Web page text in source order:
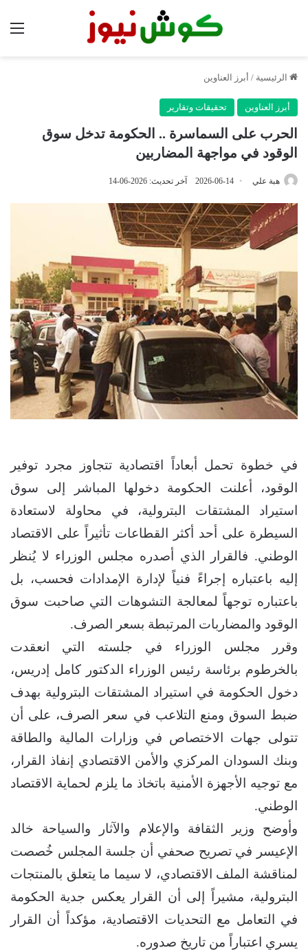
الرئيسية / أبرز العناوين
أبرز العناوين تحقيقات وتقارير
الحرب على السماسرة .. الحكومة تدخل سوق
الوقود في مواجهة المضاربين
هبة علي 2026-06-14 آخر تحديث: 2026-06-14
في خطوة تحمل أبعاداً اقتصادية تتجاوز مجرد توفير
الوقود، أعلنت الحكومة دخولها المباشر إلى سوق
استيراد المشتقات البترولية، في محاولة لاستعادة
السيطرة على أحد أكثر القطاعات تأثيراً على الاقتصاد
الوطني. فالقرار الذي أصدره مجلس الوزراء لا يُنظر
إليه باعتباره إجراءً فنياً لإدارة الإمدادات فحسب، بل
باعتباره توجهاً لمعالجة التشوهات التي صاحبت سوق
الوقود والمضاربات المرتبطة بسعر الصرف.
وقرر مجلس الوزراء في جلسته التي انعقدت
بالخرطوم برئاسة رئيس الوزراء الدكتور كامل إدريس،
دخول الحكومة في استيراد المشتقات البترولية بهدف
ضبط السوق ومنع التلاعب في سعر الصرف، على أن
تتولى جهات الاختصاص في وزارات المالية والطاقة
وبنك السودان المركزي والأمن الاقتصادي إنفاذ القرار،
مع توجيه الأجهزة الأمنية باتخاذ ما يلزم لحماية الاقتصاد
الوطني.
وأوضح وزير الثقافة والإعلام والآثار والسياحة خالد
الإعيسر في تصريح صحفي أن جلسة المجلس خُصصت
لمناقشة الملف الاقتصادي، لا سيما ما يتعلق بالمنتجات
البترولية، مشيراً إلى أن القرار يعكس جدية الحكومة
في التعامل مع التحديات الاقتصادية، مؤكداً أن القرار
يسري اعتباراً من تاريخ صدوره.